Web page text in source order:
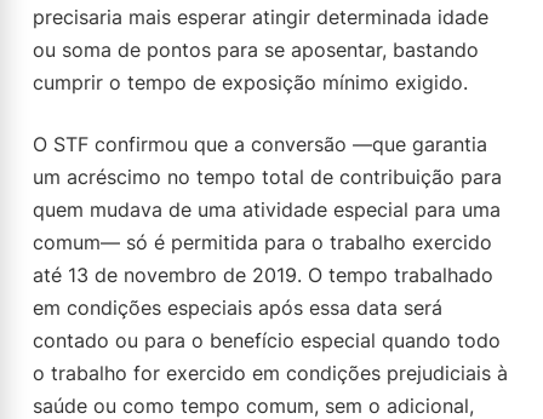
precisaria mais esperar atingir determinada idade
ou soma de pontos para se aposentar, bastando
cumprir o tempo de exposição mínimo exigido.
O STF confirmou que a conversão —que garantia
um acréscimo no tempo total de contribuição para
quem mudava de uma atividade especial para uma
comum— só é permitida para o trabalho exercido
até 13 de novembro de 2019. O tempo trabalhado
em condições especiais após essa data será
contado ou para o benefício especial quando todo
o trabalho for exercido em condições prejudiciais à
saúde ou como tempo comum, sem o adicional,